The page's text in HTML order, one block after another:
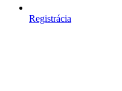
Registrácia